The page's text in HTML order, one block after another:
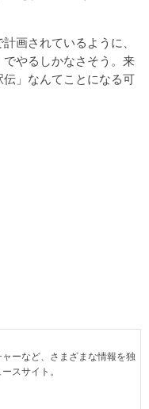
画されているように、
でやるしかなさそう。来
」なんてことになる可
ーなど、さまざまな情報を独
スサイト。